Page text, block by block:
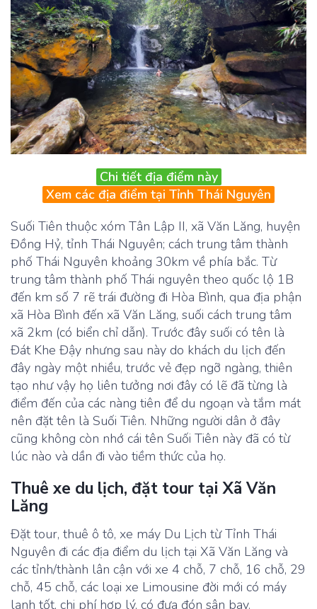
Chi tiết địa điểm này
Xem các địa điểm tại Tỉnh Thái Nguyên
Suối Tiên thuộc xóm Tân Lập II, xã Văn Lăng, huyện
Đồng Hỷ, tỉnh Thái Nguyên; cách trung tâm thành
phố Thái Nguyên khoảng 30km về phía bắc. Từ
trung tâm thành phố Thái nguyên theo quốc lộ 1B
đến km số 7 rẽ trái đường đi Hòa Bình, qua địa phận
xã Hòa Bình đến xã Văn Lăng, suối cách trung tâm
xã 2km (có biển chỉ dẫn). Trước đây suối có tên là
Đát Khe Đậy nhưng sau này do khách du lịch đến
đây ngày một nhiều, trước vẻ đẹp ngỡ ngàng, thiên
tạo như vậy họ liên tưởng nơi đây có lẽ đã từng là
điểm đến của các nàng tiên để du ngoạn và tắm mát
nên đặt tên là Suối Tiên. Những người dân ở đây
cũng không còn nhớ cái tên Suối Tiên này đã có từ
lúc nào và dần đi vào tiềm thức của họ.
Thuê xe du lịch, đặt tour tại Xã Văn
Lăng
Đặt tour, thuê ô tô, xe máy Du Lịch từ Tỉnh Thái
Nguyên đi các địa điểm du lịch tại Xã Văn Lăng và
các tỉnh/thành lân cận với xe 4 chỗ, 7 chỗ, 16 chỗ, 29
chỗ, 45 chỗ, các loại xe Limousine đời mới có máy
lạnh tốt, chi phí hợp lý, có đưa đón sân bay.